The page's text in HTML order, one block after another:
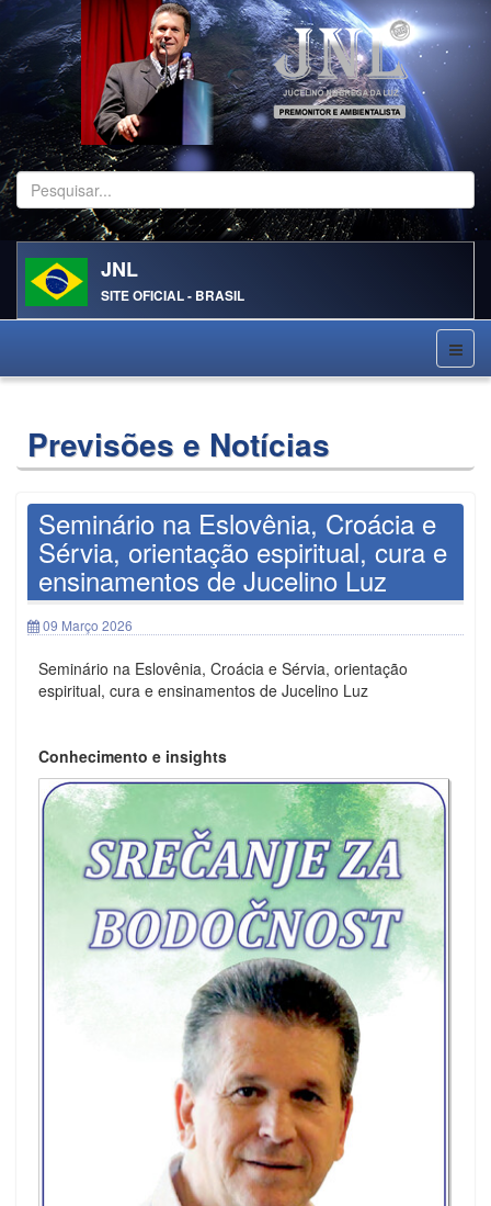
Pesquisar...
JNL
SITE OFICIAL - BRASIL
Previsões e Notícias
Seminário na Eslovênia, Croácia e
Sérvia, orientação espiritual, cura e
ensinamentos de Jucelino Luz
09 Março 2026
Seminário na Eslovênia, Croácia e Sérvia, orientação
espiritual, cura e ensinamentos de Jucelino Luz
Conhecimento e insights